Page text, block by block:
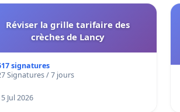
Réviser la grille tarifaire des
crèches de Lancy
signatures
Signatures / 7 jours
Jul 2026